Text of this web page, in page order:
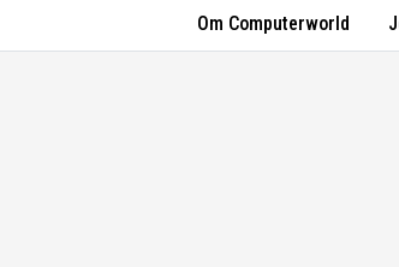
Om Computerworld